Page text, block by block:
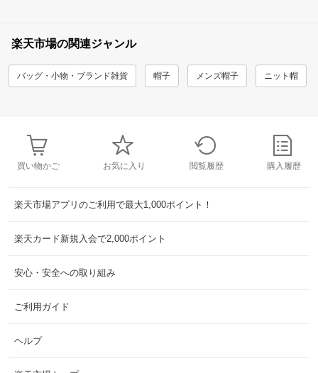
楽天市場の関連ジャンル
バッグ・小物・ブランド雑貨 帽子 メンズ帽子 ニット帽
買い物かご お気に入り 閲覧履歴 購入履歴
楽天市場アプリのご利用で最大1,000ポイント！
楽天カード新規入会で2,000ポイント
安心・安全への取り組み
ご利用ガイド
ヘルプ